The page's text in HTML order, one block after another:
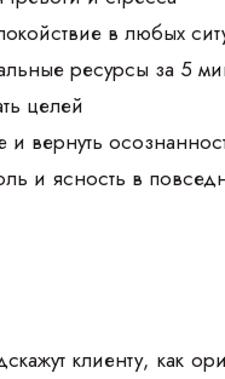
в любых
ресурсы за 5
целей
и вернуть
и ясность в
клиенту, как